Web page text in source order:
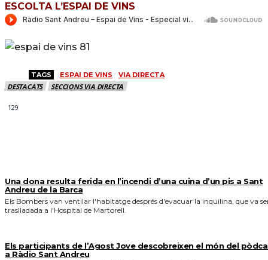
ESCOLTA L’ESPAI DE VINS
TAGS ESPAI DE VINS VIA DIRECTA
DESTACATS SECCIONS VIA DIRECTA
129
Una dona resulta ferida en l’incendi d’una cuina d’un pis a Sant
Andreu de la Barca
Els Bombers van ventilar l'habitatge després d'evacuar la inquilina, que va
traslladada a l'Hospital de Martorell.
Els participants de l’Agost Jove descobreixen el món del
a Ràdio Sant Andreu